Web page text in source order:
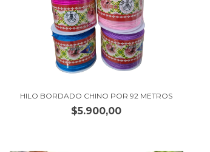
HILO BORDADO CHINO POR 92 METROS
$5.900,00